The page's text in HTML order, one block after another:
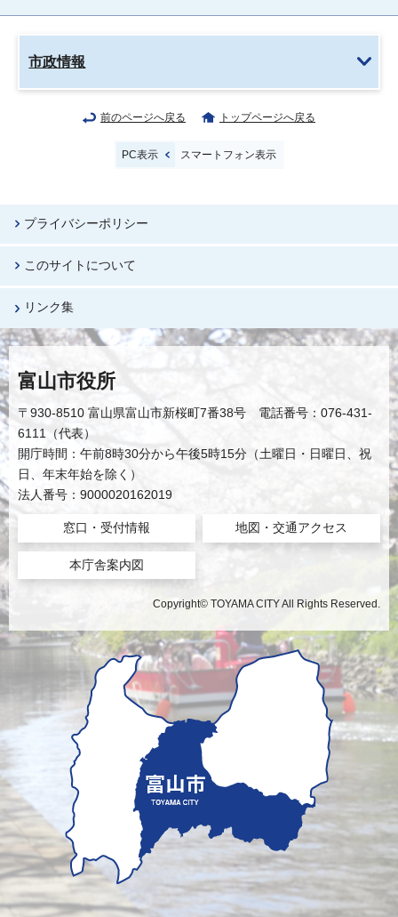
市政情報
前のページへ戻る トップページへ戻る
PC表示 スマートフォン表示
プライバシーポリシー
このサイトについて
リンク集
富山市役所
〒930-8510 富山県富山市新桜町7番38号 電話番号：076-431-
6111（代表）
開庁時間：午前8時30分から午後5時15分（土曜日・日曜日、祝
日、年末年始を除く）
法人番号：9000020162019
窓口・受付情報 地図・交通アクセス
本庁舎案内図
Copyright© TOYAMA CITY All Rights Reserved.